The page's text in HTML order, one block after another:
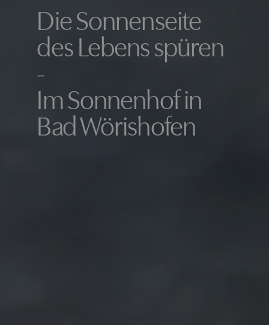
Die Sonnenseite
des Lebens spüren
-
Im Sonnenhof in
Bad Wörishofen